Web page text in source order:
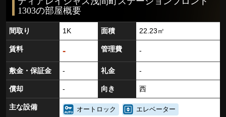
1303の部屋概要
間取り 1K 面積 22.23㎡
賃料 - 管理費 -
敷金・保証金 - 礼金 -
償却 - 向き 西
主な設備 オートロック
エレベーター